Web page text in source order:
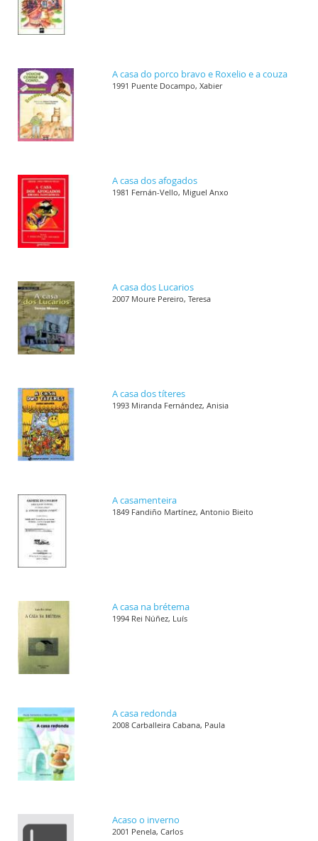
A casa do porco bravo e Roxelio e a couza
1991 Puente Docampo, Xabier
A casa dos afogados
1981 Fernán-Vello, Miguel Anxo
A casa dos Lucarios
2007 Moure Pereiro, Teresa
A casa dos títeres
1993 Miranda Fernández, Anisia
A casamenteira
1849 Fandiño Martínez, Antonio Bieito
A casa na brétema
1994 Rei Núñez, Luís
A casa redonda
2008 Carballeira Cabana, Paula
Acaso o inverno
2001 Penela, Carlos